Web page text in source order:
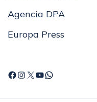
Agencia DPA
Europa Press